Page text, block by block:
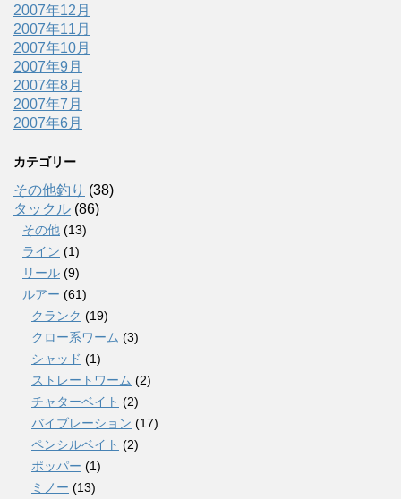
2007年12月
2007年11月
2007年10月
2007年9月
2007年8月
2007年7月
2007年6月
カテゴリー
その他釣り (38)
タックル (86)
その他 (13)
ライン (1)
リール (9)
ルアー (61)
クランク (19)
クロー系ワーム (3)
シャッド (1)
ストレートワーム (2)
チャターベイト (2)
バイブレーション (17)
ペンシルベイト (2)
ポッパー (1)
ミノー (13)